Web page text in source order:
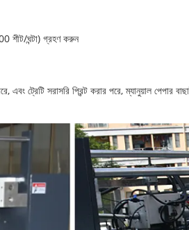
শীট/ঘন্টা) গ্রহণ করুন
এবং ট্রেটি সরাসরি প্রিন্ট করার পরে, ম্যানুয়াল পেপার